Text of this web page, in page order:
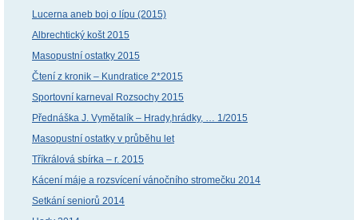
Lucerna aneb boj o lípu (2015)
Albrechtický košt 2015
Masopustní ostatky 2015
Čtení z kronik – Kundratice 2*2015
Sportovní karneval Rozsochy 2015
Přednáška J. Vymětalík – Hrady,hrádky, … 1/2015
Masopustní ostatky v průběhu let
Tříkrálová sbírka – r. 2015
Kácení máje a rozsvícení vánočního stromečku 2014
Setkání seniorů 2014